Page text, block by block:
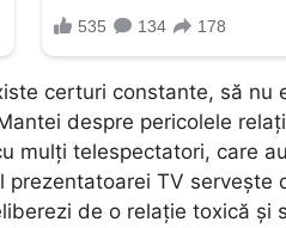
certuri constante, să nu
despre pericolele
mulți telespectatori, care
prezentatoarei TV servește
de o relație toxică și